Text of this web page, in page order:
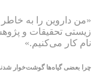
«من داروین را به
زیستی تحقیقات و
نام کار می‌کنیم.»
چرا بعضی گیاه‌ها گوشت‌خوار